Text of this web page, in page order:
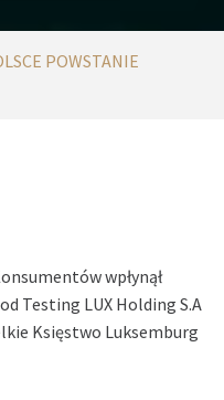
POWSTANIE
wpłynął
Testing LUX Holding S.A
Księstwo Luksemburg